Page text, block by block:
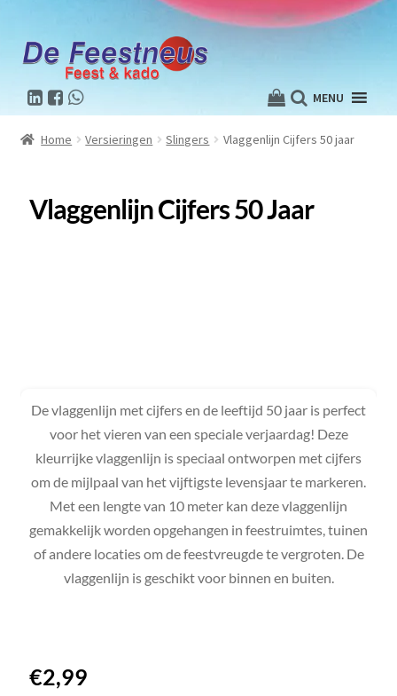
MENU
Home Versieringen Slingers Vlaggenlijn Cijfers 50 jaar
Vlaggenlijn Cijfers 50 Jaar
De vlaggenlijn met cijfers en de leeftijd 50 jaar is perfect
voor het vieren van een speciale verjaardag! Deze
kleurrijke vlaggenlijn is speciaal ontworpen met cijfers
om de mijlpaal van het vijftigste levensjaar te markeren.
Met een lengte van 10 meter kan deze vlaggenlijn
gemakkelijk worden opgehangen in feestruimtes, tuinen
of andere locaties om de feestvreugde te vergroten. De
vlaggenlijn is geschikt voor binnen en buiten.
€2,99